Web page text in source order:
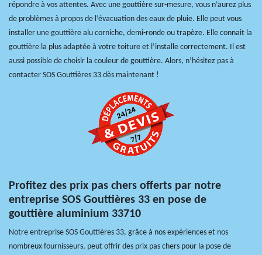
répondre à vos attentes. Avec une gouttière sur-mesure, vous n’aurez plus
de problèmes à propos de l’évacuation des eaux de pluie. Elle peut vous
installer une gouttière alu corniche, demi-ronde ou trapèze. Elle connait la
gouttière la plus adaptée à votre toiture et l’installe correctement. Il est
aussi possible de choisir la couleur de gouttière. Alors, n’hésitez pas à
contacter SOS Gouttières 33 dès maintenant !
Profitez des prix pas chers offerts par notre
entreprise SOS Gouttières 33 en pose de
gouttière aluminium 33710
Notre entreprise SOS Gouttières 33, grâce à nos expériences et nos
nombreux fournisseurs, peut offrir des prix pas chers pour la pose de